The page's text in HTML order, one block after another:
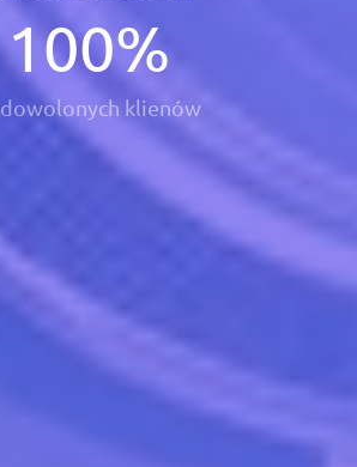
100%
klienów